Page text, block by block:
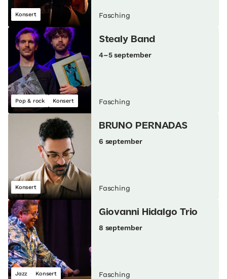
Konsert Fasching
Pop & rock Konsert
Stealy Band
4–5 september
Fasching
Konsert
BRUNO PERNADAS
6 september
Fasching
Jazz Konsert
Giovanni Hidalgo Trio
8 september
Fasching